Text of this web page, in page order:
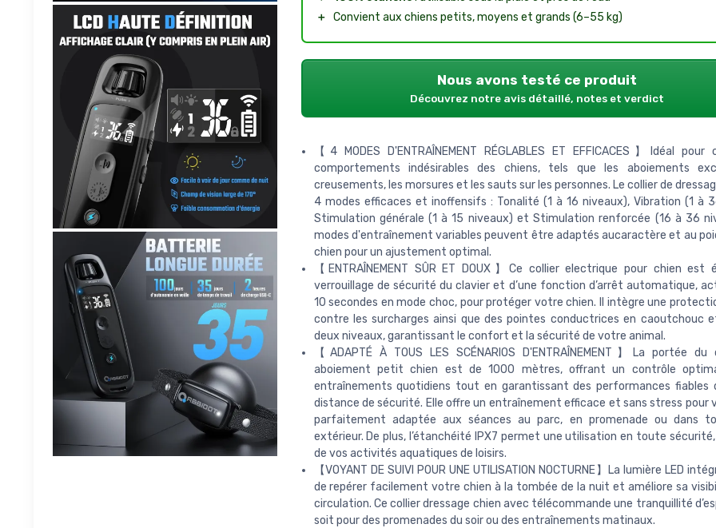
＋ Convient aux chiens petits, moyens et grands (6–55 kg)
Nous avons testé ce produit
Découvrez notre avis détaillé, notes et verdict
【4 MODES D'ENTRAÎNEMENT RÉGLABLES ET EFFICACES】Idéal pour
comportements indésirables des chiens, tels que les aboiements
creusements, les morsures et les sauts sur les personnes. Le collier de
4 modes efficaces et inoffensifs : Tonalité (1 à 16 niveaux), Vibration (1 à
Stimulation générale (1 à 15 niveaux) et Stimulation renforcée (16 à 36
modes d'entraînement variables peuvent être adaptés aucaractère et au
chien pour un ajustement optimal.
【ENTRAÎNEMENT SÛR ET DOUX】Ce collier electrique pour chien est
verrouillage de sécurité du clavier et d’une fonction d’arrêt automatique,
10 secondes en mode choc, pour protéger votre chien. Il intègre une
contre les surcharges ainsi que des pointes conductrices en caoutchouc
deux niveaux, garantissant le confort et la sécurité de votre animal.
【ADAPTÉ À TOUS LES SCÉNARIOS D'ENTRAÎNEMENT】La portée
aboiement petit chien est de 1000 mètres, offrant un contrôle
entraînements quotidiens tout en garantissant des performances fiables
distance de sécurité. Elle offre un entraînement efficace et sans stress pour
parfaitement adaptée aux séances au parc, en promenade ou dans
extérieur. De plus, l’étanchéité IPX7 permet une utilisation en toute
de vos activités aquatiques de loisirs.
【VOYANT DE SUIVI POUR UNE UTILISATION NOCTURNE】La lumière LED
de repérer facilement votre chien à la tombée de la nuit et améliore sa
circulation. Ce collier dressage chien avec télécommande une tranquillité
soit pour des promenades du soir ou des entraînements matinaux.